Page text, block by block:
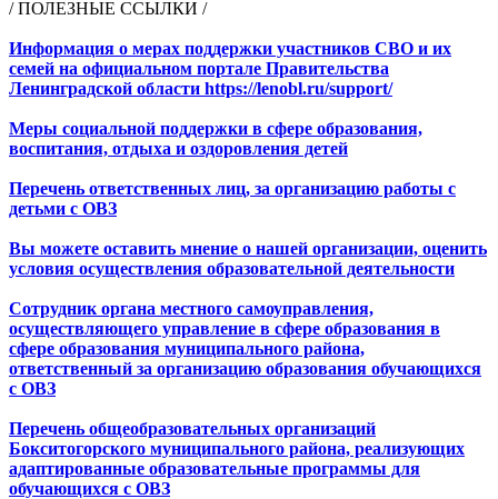
/ ПОЛЕЗНЫЕ ССЫЛКИ /
Информация о мерах поддержки участников СВО и их
семей на официальном портале Правительства
Ленинградской области https://lenobl.ru/support/
Меры социальной поддержки в сфере образования,
воспитания, отдыха и оздоровления детей
Перечень ответственных лиц, за организацию работы с
детьми с ОВЗ
Вы можете оставить мнение о нашей организации, оценить
условия осуществления образовательной деятельности
Сотрудник органа местного самоуправления,
осуществляющего управление в сфере образования в
сфере образования муниципального района,
ответственный за организацию образования обучающихся
с ОВЗ
Перечень общеобразовательных организаций
Бокситогорского муниципального района, реализующих
адаптированные образовательные программы для
обучающихся с ОВЗ